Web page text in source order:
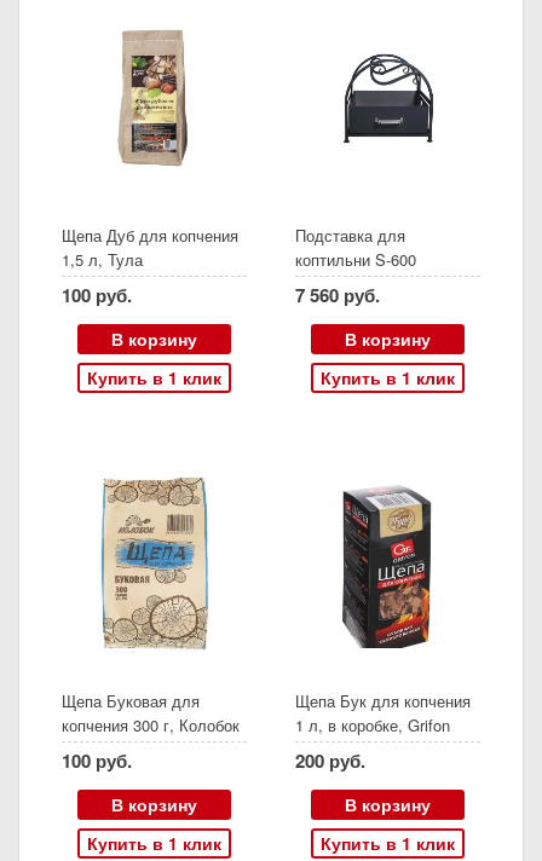
Щепа Дуб для копчения
1,5 л, Тула
100 руб.
В корзину
Купить в 1 клик
Подставка для
коптильни S-600
7 560 руб.
В корзину
Купить в 1 клик
Щепа Буковая для
копчения 300 г, Колобок
100 руб.
В корзину
Купить в 1 клик
Щепа Бук для копчения
1 л, в коробке, Grifon
(600-302)
200 руб.
В корзину
Купить в 1 клик